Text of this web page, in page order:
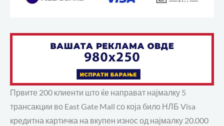
Првите 200 клиенти што ќе направат најмалку 5
трансакции во East Gate Mall со која било НЛБ Visa
кредитна картичка на вкупен износ од најмалку 20.000